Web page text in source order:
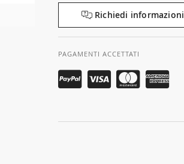
Richiedi informazioni
PAGAMENTI ACCETTATI